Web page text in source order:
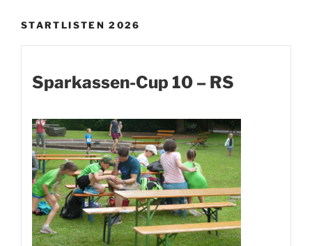
STARTLISTEN 2026
Sparkassen-Cup 10 – RS